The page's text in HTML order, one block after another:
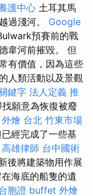
護中心 土耳其馬
過淺河。 Google
預賽前的戰
韋河前摧毀。 但
有價值，因為這些
人類活動以及景觀
鍵字 法人定義 推
願意為恢復被廢
外燴 台北 竹東市場
經完成了一些基
高雄律師 台中國術
後將建築物用作展
海底的船隻的遺
胞證 buffet 外燴